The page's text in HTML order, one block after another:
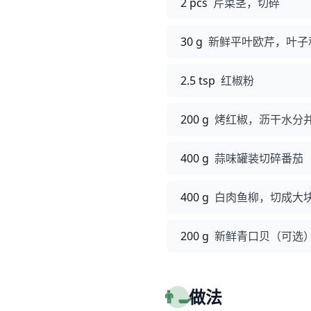
30 g 新鲜平叶欧芹，叶
2.5 tsp 红椒粉
200 g 烤红椒，沥干水分
400 g 蒜味罐装切碎番茄
400 g 白肉鱼柳，切成大
200 g 新鲜青口贝（可选）
👨‍🍳做法